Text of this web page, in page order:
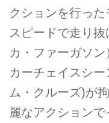
クションを行っ
スピードで走り
カ・ファーガソ
カーチェイスシ
ム・クルーズ)が
麗なアクション